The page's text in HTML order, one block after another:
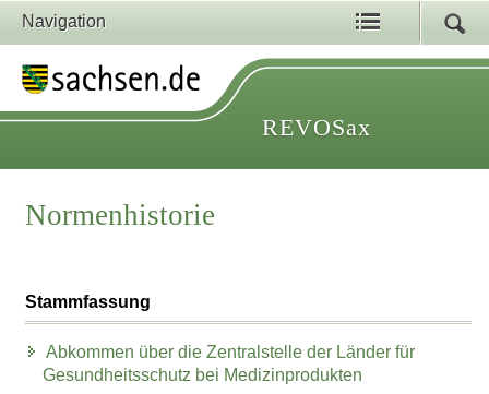
Navigation
REVOSax
Normenhistorie
Stammfassung
Abkommen über die Zentralstelle der Länder für
Gesundheitsschutz bei Medizinprodukten